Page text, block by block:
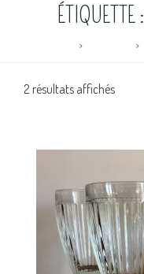
ÉTIQUETTE :
2 résultats affichés